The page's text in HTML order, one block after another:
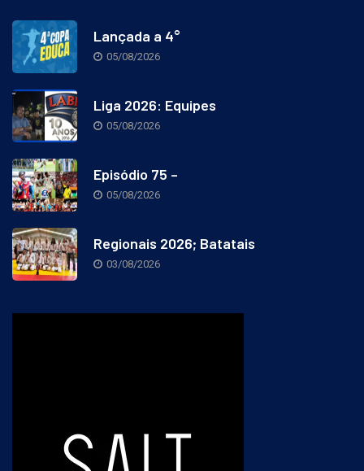
Lançada a 4°
05/08/2026
Liga 2026: Equipes
05/08/2026
Episódio 75 –
05/08/2026
Regionais 2026; Batatais
03/08/2026